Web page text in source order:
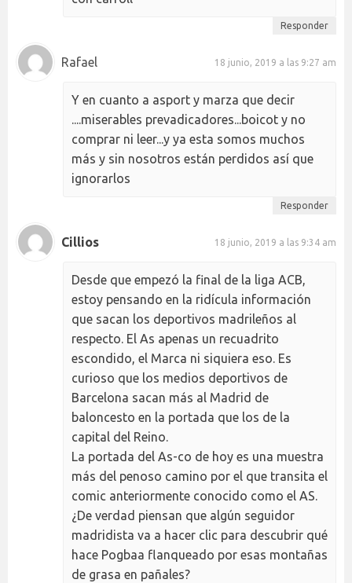
Responder
Rafael 18 junio, 2019 a las 9:27 am
Y en cuanto a asport y marza que decir
....miserables prevadicadores...boicot y no
comprar ni leer...y ya esta somos muchos
más y sin nosotros están perdidos así que
ignorarlos
Responder
Cillios 18 junio, 2019 a las 9:34 am
Desde que empezó la final de la liga ACB,
estoy pensando en la ridícula información
que sacan los deportivos madrileños al
respecto. El As apenas un recuadrito
escondido, el Marca ni siquiera eso. Es
curioso que los medios deportivos de
Barcelona sacan más al Madrid de
baloncesto en la portada que los de la
capital del Reino.
La portada del As-co de hoy es una muestra
más del penoso camino por el que transita el
comic anteriormente conocido como el AS.
¿De verdad piensan que algún seguidor
madridista va a hacer clic para descubrir qué
hace Pogbaa flanqueado por esas montañas
de grasa en pañales?